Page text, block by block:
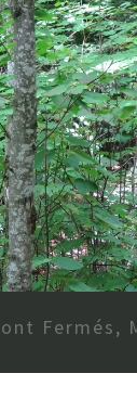
Fermés,